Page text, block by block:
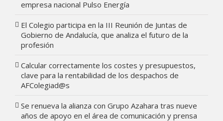
empresa nacional Pulso Energía
El Colegio participa en la III Reunión de Juntas de
Gobierno de Andalucía, que analiza el futuro de la
profesión
Calcular correctamente los costes y presupuestos,
clave para la rentabilidad de los despachos de
AFColegiad@s
Se renueva la alianza con Grupo Azahara tras nueve
años de apoyo en el área de comunicación y prensa